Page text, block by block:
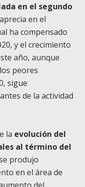
en el segundo
en el
ha compensado
y el crecimiento
año, aunque
peores
sigue
de la actividad
la evolución del
al término del
produjo
en el área de